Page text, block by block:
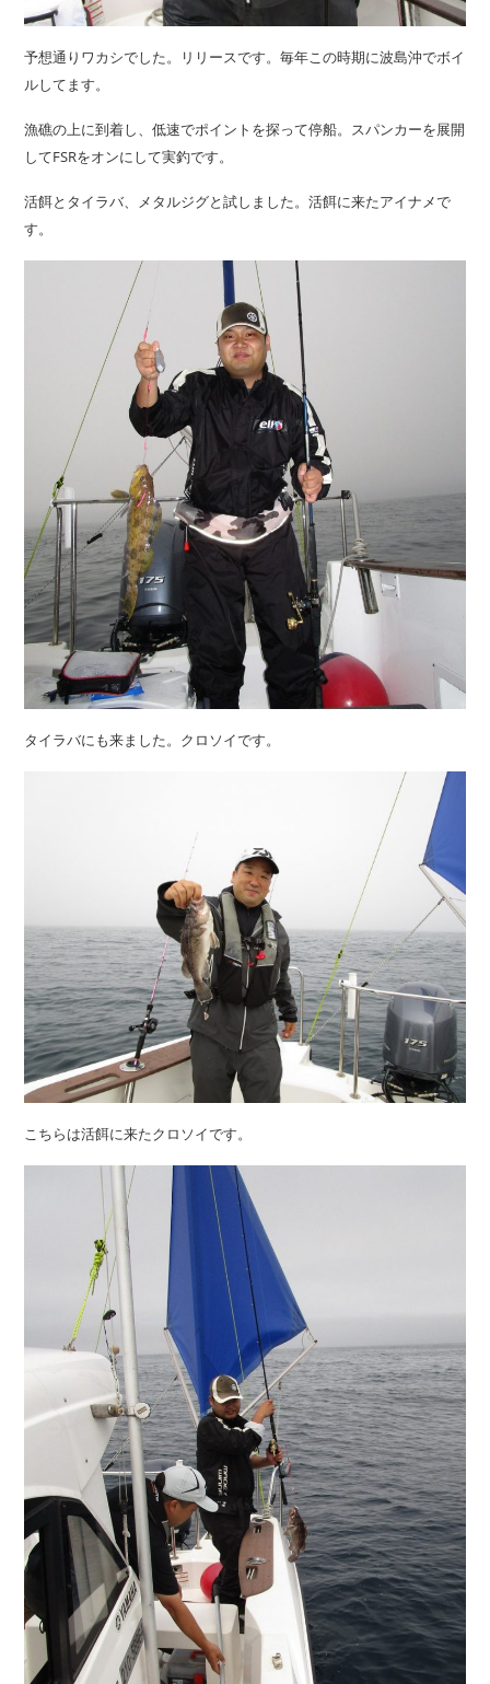
予想通りワカシでした。リリースです。毎年この時期に波島沖でボイ
ルしてます。
漁礁の上に到着し、低速でポイントを探って停船。スパンカーを展開
してFSRをオンにして実釣です。
活餌とタイラバ、メタルジグと試しました。活餌に来たアイナメで
す。
タイラバにも来ました。クロソイです。
こちらは活餌に来たクロソイです。